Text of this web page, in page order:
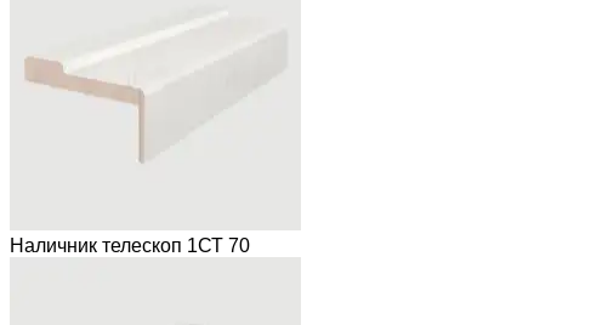
Наличник телескоп 1СТ 70